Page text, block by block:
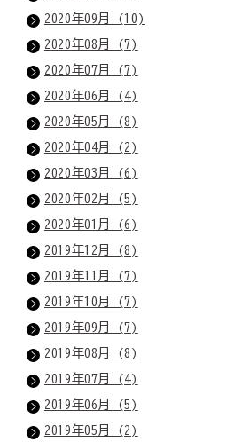
2020年09月 (10)
2020年08月 (7)
2020年07月 (7)
2020年06月 (4)
2020年05月 (8)
2020年04月 (2)
2020年03月 (6)
2020年02月 (5)
2020年01月 (6)
2019年12月 (8)
2019年11月 (7)
2019年10月 (7)
2019年09月 (7)
2019年08月 (8)
2019年07月 (4)
2019年06月 (5)
2019年05月 (2)